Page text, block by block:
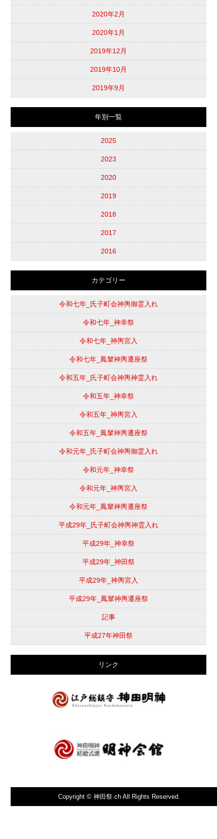
2020年2月
2020年1月
2019年12月
2019年10月
2019年9月
年別一覧
2025
2023
2020
2019
2018
2017
2016
カテゴリー
令和七年_氏子町会神輿御霊入れ
令和七年_神幸祭
令和七年_神輿宮入
令和七年_鳳輦神輿遷座祭
令和五年_氏子町会神輿神霊入れ
令和五年_神幸祭
令和五年_神輿宮入
令和五年_鳳輦神輿遷座祭
令和元年_氏子町会神輿御霊入れ
令和元年_神幸祭
令和元年_神輿宮入
令和元年_鳳輦神輿遷座祭
平成29年_氏子町会神輿神霊入れ
平成29年_神幸祭
平成29年_神田祭
平成29年_神輿宮入
平成29年_鳳輦神輿遷座祭
記事
平成27年神田祭
リンク
Copyright © 神田祭.ch All Rights Reserved.